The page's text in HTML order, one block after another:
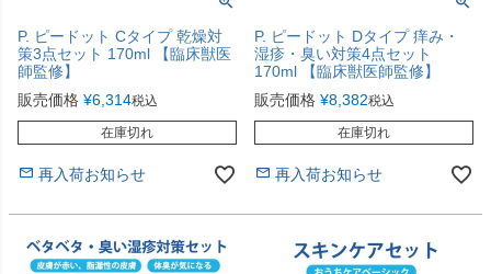
P. ピードット Cタイプ 乾燥対
策3点セット 170ml 【臨床獣医
師監修】
販売価格 ¥6,314税込
在庫切れ
再入荷お知らせ
P. ピードット Dタイプ 痒み・
湿疹・臭い対策4点セット
170ml 【臨床獣医師監修】
販売価格 ¥8,382税込
在庫切れ
再入荷お知らせ